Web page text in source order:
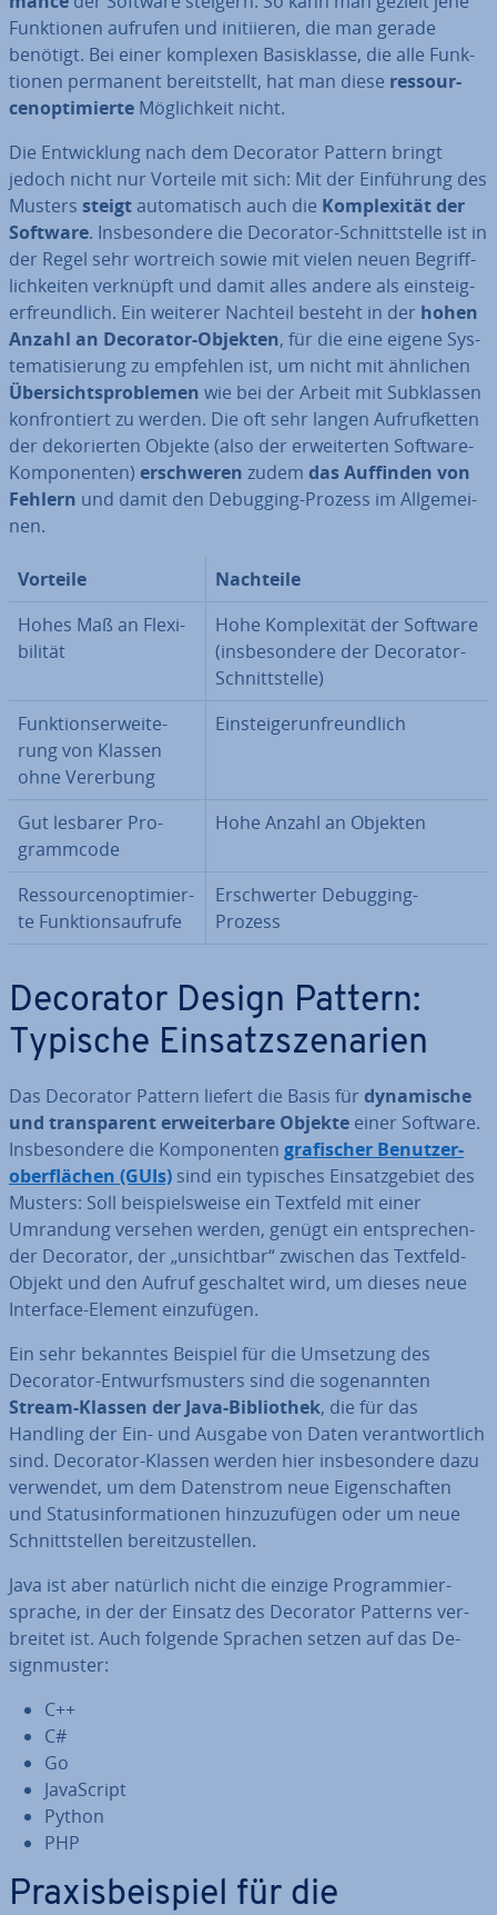
Funk­tio­nen aufrufen und in­iti­ie­ren, die man gerade
benötigt. Bei einer komplexen Ba­sis­klas­se, die alle Funk­
tio­nen permanent be­reit­stellt, hat man diese res­sour­
cen­op­ti­mier­te Mög­lich­keit nicht.
Die Ent­wick­lung nach dem Decorator Pattern bringt
jedoch nicht nur Vorteile mit sich: Mit der Ein­füh­rung des
Musters steigtau­to­ma­tisch auch die Kom­ple­xi­tät der
Software. Ins­be­son­de­re die Decorator-Schnitt­stel­le ist in
der Regel sehr wortreich sowie mit vielen neuen Be­griff­
lich­kei­ten verknüpft und damit alles andere als ein­steig­
er­freund­lich. Ein weiterer Nachteil besteht in der hohen
Anzahl an Decorator-Objekten, für die eine eigene Sys­
te­ma­ti­sie­rung zu empfehlen ist, um nicht mit ähnlichen
Über­sichts­pro­ble­men wie bei der Arbeit mit Sub­klas­sen
kon­fron­tiert zu werden. Die oft sehr langen Auf­ruf­ket­ten
der de­ko­rier­ten Objekte (also der er­wei­ter­ten Software-
Kom­po­nen­ten) er­schwe­ren zudem das Auffinden von
Fehlern und damit den Debugging-Prozess im All­ge­mei­
nen.
Vorteile
Nachteile
Hohes Maß an Fle­xi­
bi­li­tät
Hohe Kom­ple­xi­tät der Software
(ins­be­son­de­re der Decorator-
Schnitt­stel­le)
Funk­ti­ons­er­wei­te­
rung von Klassen
ohne Vererbung
Ein­stei­ger­un­freund­lich
Gut lesbarer Pro­
gramm­code
Hohe Anzahl an Objekten
Res­sour­cen­op­ti­mier­
te Funk­ti­ons­auf­ru­fe
Er­schwer­ter Debugging-
Prozess
Decorator Design Pattern:
Typische Ein­satz­sze­na­ri­en
Das Decorator Pattern liefert die Basis für dy­na­mi­sche
und trans­pa­rent er­wei­ter­ba­re Objekte einer Software.
Ins­be­son­de­re die Kom­po­nen­ten gra­fi­scher Be­nut­zer­
ober­flä­chen (GUIs) sind ein typisches Ein­satz­ge­biet des
Musters: Soll bei­spiels­wei­se ein Textfeld mit einer
Umrandung versehen werden, genügt ein ent­spre­chen­
der Decorator, der „un­sicht­bar“ zwischen das Textfeld-
Objekt und den Aufruf ge­schal­tet wird, um dieses neue
Interface-Element ein­zu­fü­gen.
Ein sehr bekanntes Beispiel für die Umsetzung des
Decorator-Ent­wurfs­mus­ters sind die so­ge­nann­ten
Stream-Klassen der Java-Bi­blio­thek, die für das
Handling der Ein- und Ausgabe von Daten ver­ant­wort­lich
sind. Decorator-Klassen werden hier ins­be­son­de­re dazu
verwendet, um dem Da­ten­strom neue Ei­gen­schaf­ten
und Sta­tus­in­for­ma­tio­nen hin­zu­zu­fü­gen oder um neue
Schnitt­stel­len be­reit­zu­stel­len.
Java ist aber natürlich nicht die einzige Pro­gram­mier­
spra­che, in der der Einsatz des Decorator Patterns ver­
brei­tet ist. Auch folgende Sprachen setzen auf das De­
sign­mus­ter:
C++
C#
Go
Ja­va­Script
Python
PHP
Pra­xis­bei­spiel für die